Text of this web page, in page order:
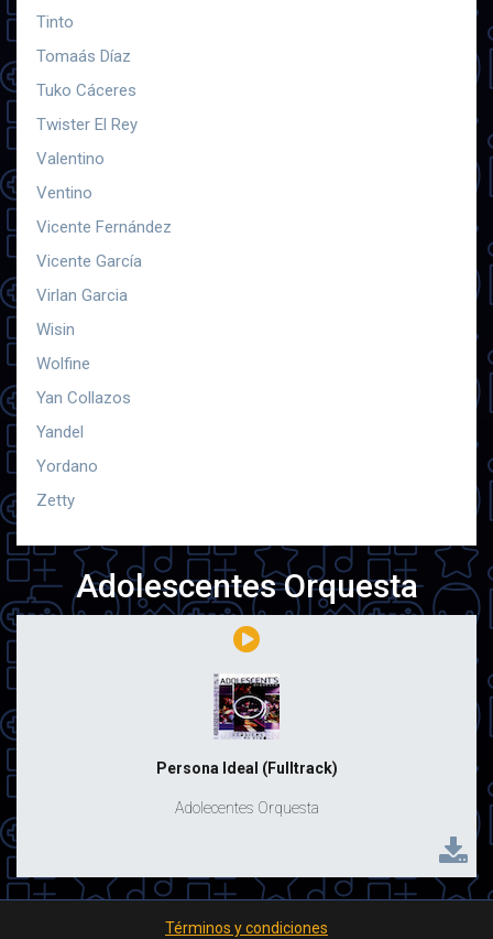
Tinto
Tomaás Díaz
Tuko Cáceres
Twister El Rey
Valentino
Ventino
Vicente Fernández
Vicente García
Virlan Garcia
Wisin
Wolfine
Yan Collazos
Yandel
Yordano
Zetty
Adolescentes Orquesta
Persona Ideal (Fulltrack)
Adolecentes Orquesta
Términos y condiciones